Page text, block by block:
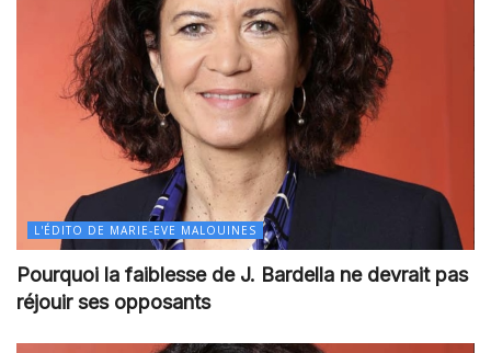
L'ÉDITO DE MARIE-EVE MALOUINES
Pourquoi la faiblesse de J. Bardella ne devrait pas
réjouir ses opposants